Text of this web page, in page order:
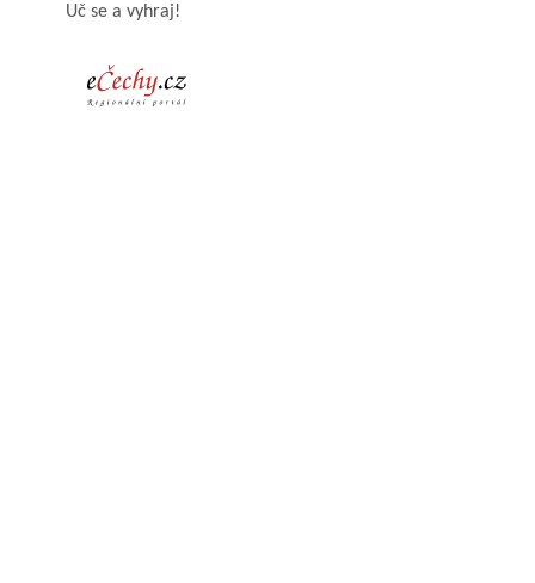
Uč se a vyhraj!